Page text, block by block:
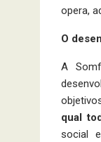
opera,
O
A
qual
social